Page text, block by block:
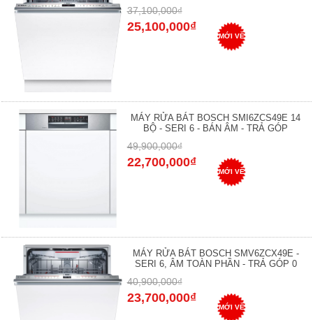
37,100,000₫
25,100,000₫
MỚI VỀ
MÁY RỬA BÁT BOSCH SMI6ZCS49E 14
BỘ - SERI 6 - BÁN ÂM - TRẢ GÓP
49,900,000₫
22,700,000₫
MỚI VỀ
MÁY RỬA BÁT BOSCH SMV6ZCX49E -
SERI 6, ÂM TOÀN PHẦN - TRẢ GÓP 0
40,900,000₫
23,700,000₫
MỚI VỀ